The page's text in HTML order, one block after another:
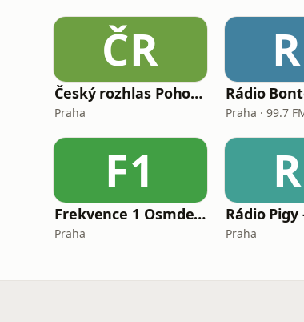
ČR
Český rozhlas Pohoda
Praha
Rádio
Praha · 99.7
F1
Frekvence 1 Osmdesátky
Praha Praha